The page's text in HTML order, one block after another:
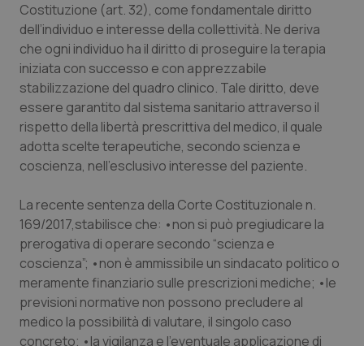
Costituzione (art. 32), come fondamentale diritto
dell’individuo e interesse della collettività. Ne deriva
che ogni individuo ha il diritto di proseguire la terapia
iniziata con successo e con apprezzabile
stabilizzazione del quadro clinico. Tale diritto, deve
essere garantito dal sistema sanitario attraverso il
rispetto della libertà prescrittiva del medico, il quale
adotta scelte terapeutiche, secondo scienza e
coscienza, nell’esclusivo interesse del paziente.
La recente sentenza della Corte Costituzionale n.
169/2017,stabilisce che: •non si può pregiudicare la
prerogativa di operare secondo “scienza e
coscienza”; •non è ammissibile un sindacato politico o
meramente finanziario sulle prescrizioni mediche; •le
previsioni normative non possono precludere al
medico la possibilità di valutare, il singolo caso
concreto; •la vigilanza e l’eventuale applicazione di